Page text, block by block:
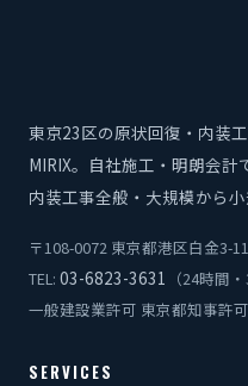
東京23区の原状回復・内装
MIRIX。自社施工・明朗会計
内装工事全般・大規模から
〒108-0072 東京都港区白金3-
TEL: 03-6823-3631 （24時間
一般建設業許可 東京都知事許
SERVICES